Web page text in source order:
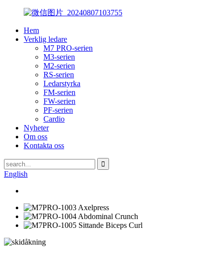
Hem
Verklig ledare
M7 PRO-serien
M3-serien
M2-serien
RS-serien
Ledarstyrka
FM-serien
FW-serien
PF-serien
Cardio
Nyheter
Om oss
Kontakta oss
English